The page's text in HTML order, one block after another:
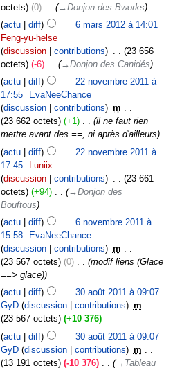
octets
0
→‎Donjon des Bworks
actu
diff
6 mars 2012 à 14:01
Feng-yu-helse
discussion
contributions
23 656
octets
-6
→‎Donjon des Canidés
actu
diff
22 novembre 2011 à
17:55
EvaNeeChance
discussion
contributions
m
23 662 octets
+1
il ne faut rien
mettre avant des ==, ni après d'ailleurs
actu
diff
22 novembre 2011 à
17:45
Luniix
discussion
contributions
23 661
octets
+94
→‎Donjon des
Bouftous
actu
diff
6 novembre 2011 à
15:58
EvaNeeChance
discussion
contributions
m
23 567 octets
0
modif liens (Glace
==> glace)
actu
diff
30 août 2011 à 09:07
GyD discussion contributions
m
23 567 octets
+10 376
actu
diff
30 août 2011 à 09:07
GyD discussion contributions
m
13 191 octets
-10 376
→‎Tableau